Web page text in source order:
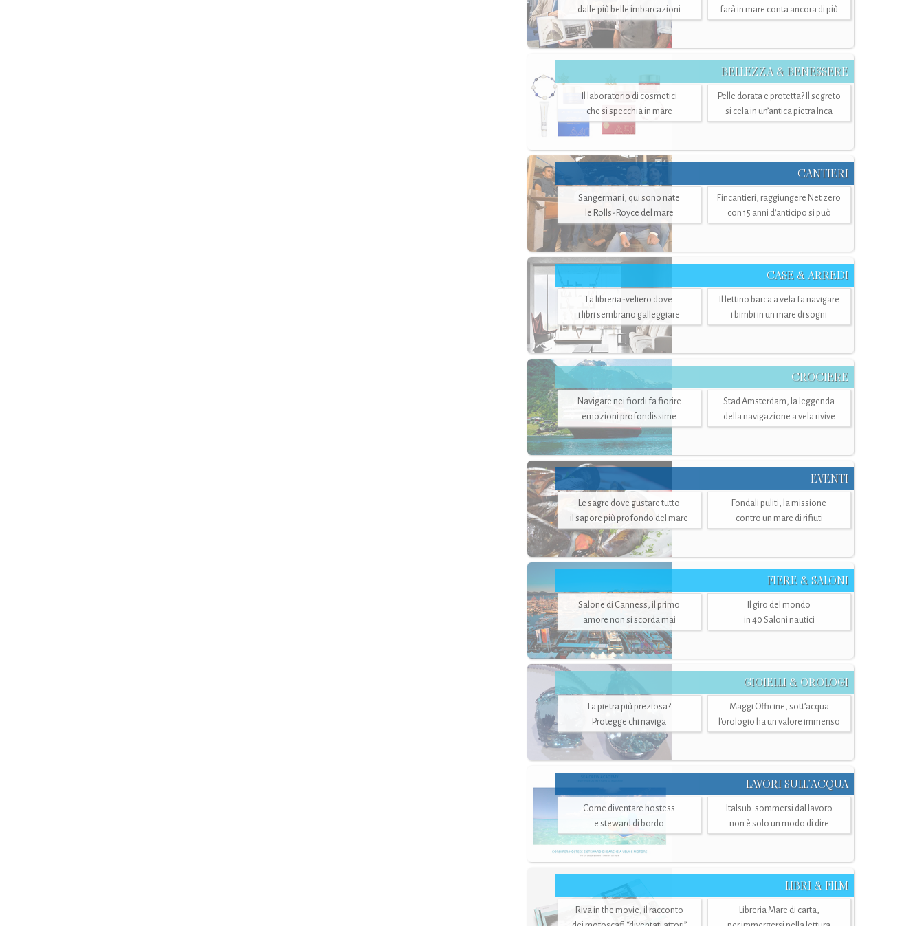
dalle più belle imbarcazioni
farà in mare conta ancora di più
BELLEZZA & BENESSERE
Il laboratorio di cosmetici
che si specchia in mare
Pelle dorata e protetta? Il segreto
si cela in un’antica pietra Inca
CANTIERI
Sangermani, qui sono nate
le Rolls-Royce del mare
Fincantieri, raggiungere Net zero
con 15 anni d'anticipo si può
CASE & ARREDI
La libreria-veliero dove
i libri sembrano galleggiare
Il lettino barca a vela fa navigare
i bimbi in un mare di sogni
CROCIERE
Navigare nei fiordi fa fiorire
emozioni profondissime
Stad Amsterdam, la leggenda
della navigazione a vela rivive
EVENTI
Le sagre dove gustare tutto
il sapore più profondo del mare
Fondali puliti, la missione
contro un mare di rifiuti
FIERE & SALONI
Salone di Canness, il primo
amore non si scorda mai
Il giro del mondo
in 40 Saloni nautici
GIOIELLI & OROLOGI
La pietra più preziosa?
Protegge chi naviga
Maggi Officine, sott’acqua
l'orologio ha un valore immenso
LAVORI SULL’ACQUA
Come diventare hostess
e steward di bordo
Italsub: sommersi dal lavoro
non è solo un modo di dire
LIBRI & FILM
Riva in the movie, il racconto
Libreria Mare di carta,